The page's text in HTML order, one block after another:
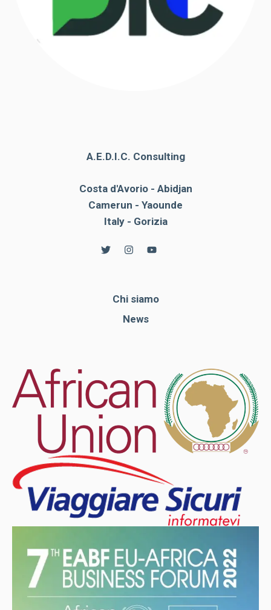
A.E.D.I.C. Consulting
Costa d'Avorio - Abidjan
Camerun - Yaounde
Italy - Gorizia
Chi siamo
News